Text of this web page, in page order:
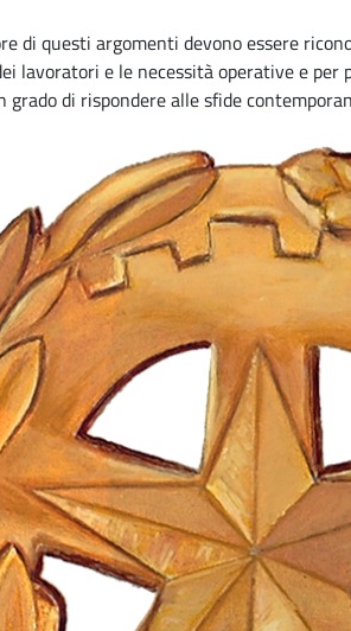
di questi argomenti devono essere
lavoratori e le necessità operative e
di rispondere alle sfide